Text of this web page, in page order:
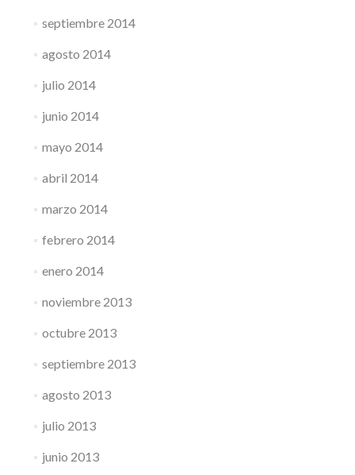
septiembre 2014
agosto 2014
julio 2014
junio 2014
mayo 2014
abril 2014
marzo 2014
febrero 2014
enero 2014
noviembre 2013
octubre 2013
septiembre 2013
agosto 2013
julio 2013
junio 2013